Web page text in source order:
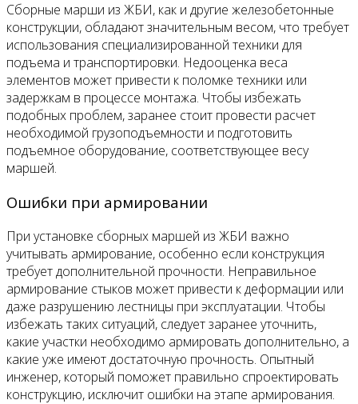
Сборные марши из ЖБИ, как и другие железобетонные
конструкции, обладают значительным весом, что требует
использования специализированной техники для
подъема и транспортировки. Недооценка веса
элементов может привести к поломке техники или
задержкам в процессе монтажа. Чтобы избежать
подобных проблем, заранее стоит провести расчет
необходимой грузоподъемности и подготовить
подъемное оборудование, соответствующее весу
маршей.
Ошибки при армировании
При установке сборных маршей из ЖБИ важно
учитывать армирование, особенно если конструкция
требует дополнительной прочности. Неправильное
армирование стыков может привести к деформации или
даже разрушению лестницы при эксплуатации. Чтобы
избежать таких ситуаций, следует заранее уточнить,
какие участки необходимо армировать дополнительно, а
какие уже имеют достаточную прочность. Опытный
инженер, который поможет правильно спроектировать
конструкцию, исключит ошибки на этапе армирования.